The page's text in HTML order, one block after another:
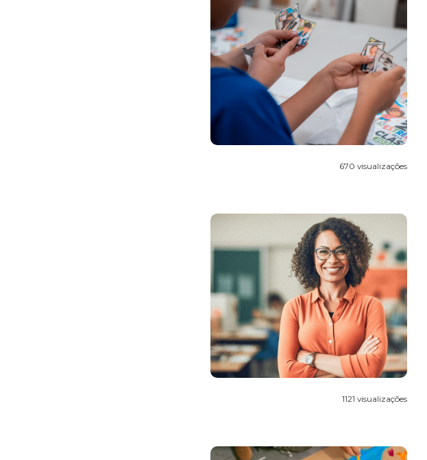
670 visualizações
1121 visualizações